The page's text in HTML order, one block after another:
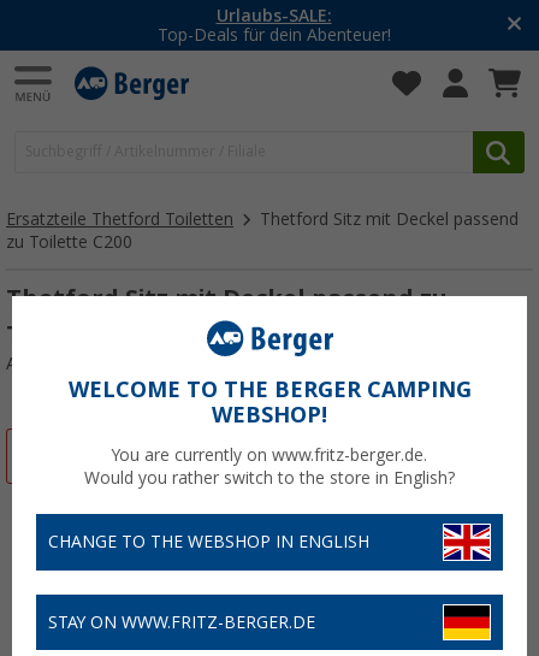
Urlaubs-SALE:
Top-Deals für dein Abenteuer!
Ersatzteile Thetford Toiletten
Thetford Sitz mit Deckel passend
zu Toilette C200
Thetford Sitz mit Deckel passend zu
Toilette C200
Art.-Nr.: 183103
WELCOME TO THE BERGER CAMPING
WEBSHOP!
You are currently on www.fritz-berger.de.
Would you rather switch to the store in English?
CHANGE TO THE WEBSHOP IN ENGLISH
STAY ON WWW.FRITZ-BERGER.DE